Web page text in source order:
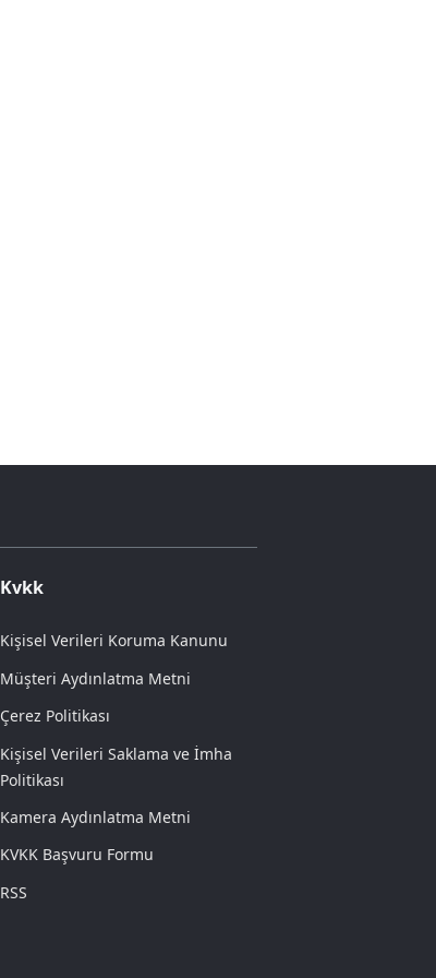
Kvkk
Kişisel Verileri Koruma Kanunu
Müşteri Aydınlatma Metni
Çerez Politikası
Kişisel Verileri Saklama ve İmha
Politikası
Kamera Aydınlatma Metni
KVKK Başvuru Formu
RSS